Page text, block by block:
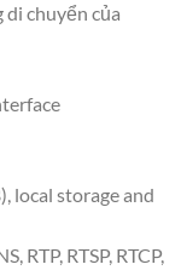
di chuyển của
local storage and
RTP, RTSP, RTCP,